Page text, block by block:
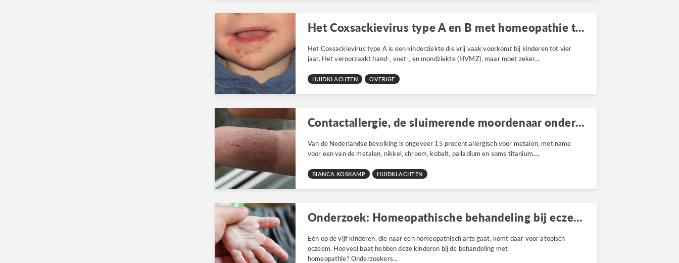
Het Coxsackievirus type A en B met homeopathie te lijf
Het Coxsackievirus type A is een kinderziekte die vrij vaak voorkomt bij kinderen tot vier
jaar. Het veroorzaakt hand-, voet-, en mondziekte (HVMZ), maar moet zeker...
HUIDKLACHTEN OVERIGE
Contactallergie, de sluimerende moordenaar onder de allergieën
Van de Nederlandse bevolking is ongeveer 15 procent allergisch voor metalen, met name
voor een van de metalen, nikkel, chroom, kobalt, palladium en soms titanium....
BIANCA KOSKAMP HUIDKLACHTEN
Onderzoek: Homeopathische behandeling bij eczeem
Eén op de vijf kinderen, die naar een homeopathisch arts gaat, komt daar voor atopisch
eczeem. Hoeveel baat hebben deze kinderen bij de behandeling met
homeopathie? Onderzoekers...